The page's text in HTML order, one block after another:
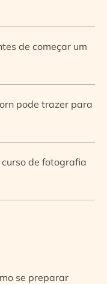
de começar um
pode trazer para
de fotografia
se preparar